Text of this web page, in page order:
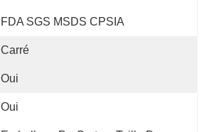
FDA SGS MSDS CPSIA
Carré
Oui
Oui